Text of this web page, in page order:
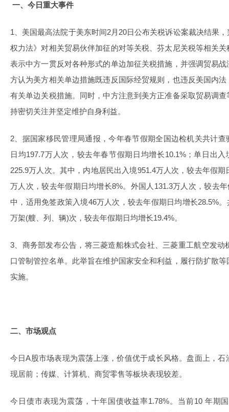
一、今日重大事件
1、美国最高法院于美东时间2月20日公布关税诉讼案裁决结果
权力法》对相关贸易伙伴加征的对等关税、芬太尼关税等相关
表示中方一贯反对各种形式的单边加征关税措施，并强调贸易
方认为美方相关单边措施既违反国际经贸规则，也违反美国内
有关单边关税措施。同时，中方注意到美方正准备采取贸易调
持密切关注并坚定维护自身利益。
2、据国家移民管理局通报，今年春节假期全国边检机关共计
日均197.7万人次，较去年春节假期日均增长10.1%；单日出
225.9万人次。其中，内地居民出入境951.4万人次，较去年假
万人次，较去年假期日均增长8%。外国人131.3万人次，较去
中，适用免签政策入境46万人次，较去年假期日均增长28.5%
万架(艘、列、辆)次，较去年假期日均增长19.4%。
3、商务部发布公告，将三菱造船株式会社、三菱重工航空发动
口管制管控名单。此举旨在维护国家安全和利益，履行防扩散
实施。
二、市场观点
今日A股市场表现为震荡上涨，价值优于成长风格。盘面上，
现居前；传媒、计算机、商贸零售等板块表现较差。
今日债市表现为震荡，十年国债收益率1.78%。当前10 年期